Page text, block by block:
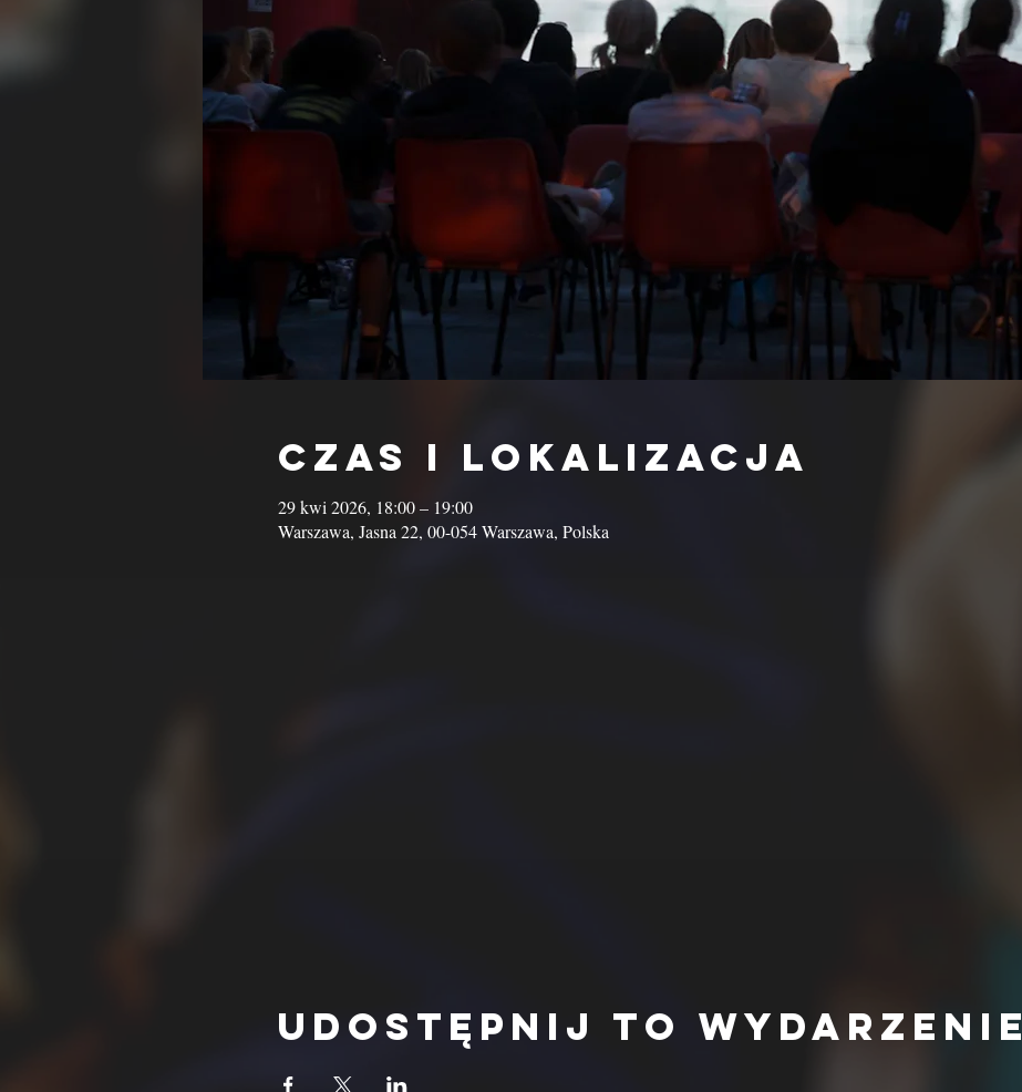
Czas i lokalizacja
29 kwi 2026, 18:00 – 19:00
Warszawa, Jasna 22, 00-054 Warszawa, Polska
Udostępnij to wydarzenie